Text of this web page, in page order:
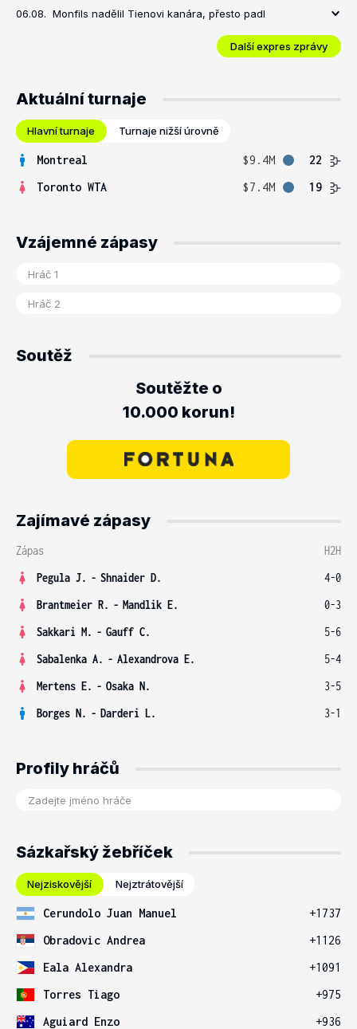
06.08. Monfils nadělil Tienovi kanára, přesto padl
Další expres zprávy
Aktuální turnaje
Hlavní turnaje Turnaje nižší úrovně
Montreal $9.4M
22
Toronto WTA
$7.4M 19
Vzájemné zápasy
Soutěž
Soutěžte o
10.000 korun!
Zajímavé zápasy
Zápas
H2H
Pegula J. - Shnaider D.
4-0
Brantmeier R. - Mandlik E.
0-3
Sakkari M. - Gauff C.
5-6
Sabalenka A. - Alexandrova E.
5-4
Mertens E. - Osaka N.
3-5
Borges N. - Darderi L. 3-1
Profily hráčů
Sázkařský žebříček
Nejziskovější Nejztrátovější
Cerundolo Juan Manuel
+1737
Obradovic Andrea
+1126
Eala Alexandra
+1091
Torres Tiago
+975
Aguiard Enzo
+936